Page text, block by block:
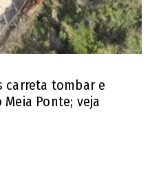
carreta tombar e
Ponte; veja